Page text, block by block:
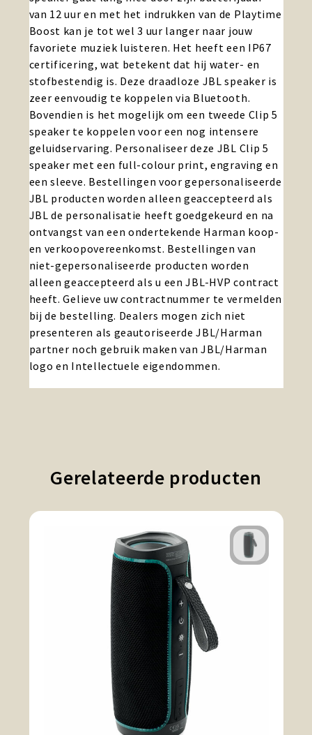
van 12 uur en met het indrukken van de Playtime
Boost kan je tot wel 3 uur langer naar jouw
favoriete muziek luisteren. Het heeft een IP67
certificering, wat betekent dat hij water- en
stofbestendig is. Deze draadloze JBL speaker is
zeer eenvoudig te koppelen via Bluetooth.
Bovendien is het mogelijk om een tweede Clip 5
speaker te koppelen voor een nog intensere
geluidservaring. Personaliseer deze JBL Clip 5
speaker met een full-colour print, engraving en
een sleeve. Bestellingen voor gepersonaliseerde
JBL producten worden alleen geaccepteerd als
JBL de personalisatie heeft goedgekeurd en na
ontvangst van een ondertekende Harman koop-
en verkoopovereenkomst. Bestellingen van
niet-gepersonaliseerde producten worden
alleen geaccepteerd als u een JBL-HVP contract
heeft. Gelieve uw contractnummer te vermelden
bij de bestelling. Dealers mogen zich niet
presenteren als geautoriseerde JBL/Harman
partner noch gebruik maken van JBL/Harman
logo en Intellectuele eigendommen.
Gerelateerde producten